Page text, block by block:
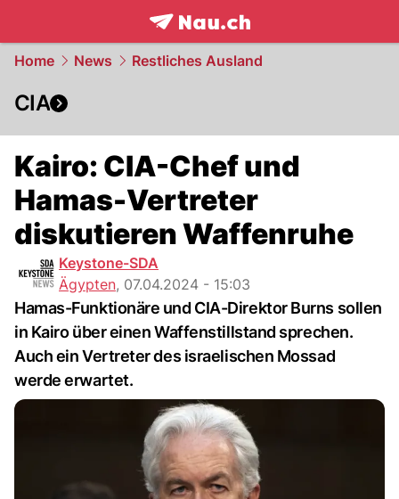
frontpage.NAU.ch
Home News Restliches Ausland
CIA
Kairo: CIA-Chef und
Hamas-Vertreter
diskutieren Waffenruhe
Keystone-SDA
Ägypten, 07.04.2024 - 15:03
Hamas-Funktionäre und CIA-Direktor Burns sollen
in Kairo über einen Waffenstillstand sprechen.
Auch ein Vertreter des israelischen Mossad
werde erwartet.